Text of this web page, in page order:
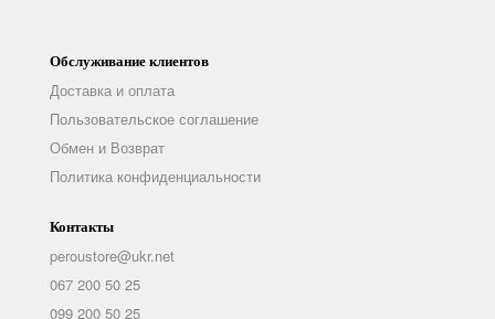
Обслуживание клиентов
Доставка и оплата
Пользовательское соглашение
Обмен и Возврат
Политика конфиденциальности
Контакты
peroustore@ukr.net
067 200 50 25
099 200 50 25